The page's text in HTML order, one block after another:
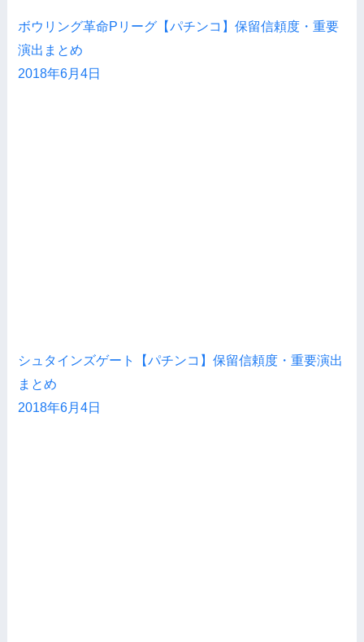
ボウリング革命Pリーグ【パチンコ】保留信頼度・重要
演出まとめ
2018年6月4日
シュタインズゲート【パチンコ】保留信頼度・重要演出
まとめ
2018年6月4日